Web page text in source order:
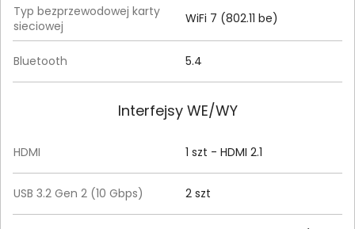
Typ bezprzewodowej karty
sieciowej
WiFi 7 (802.11 be)
Bluetooth 5.4
Interfejsy WE/WY
HDMI 1 szt - HDMI 2.1
USB 3.2 Gen 2 (10 Gbps) 2 szt